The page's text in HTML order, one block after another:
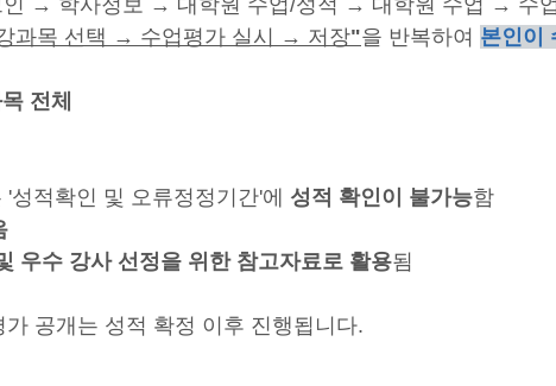
인 → 학사정보 → 대학원 수업/성적 → 대학원 수업 → 수
과목 선택 → 수업평가 실시 → 저장"을 반복하여 본인이
전체
적확인 및 오류정정기간'에 성적 확인이 불가능함
우수 강사 선정을 위한 참고자료로 활용됨
공개는 성적 확정 이후 진행됩니다.